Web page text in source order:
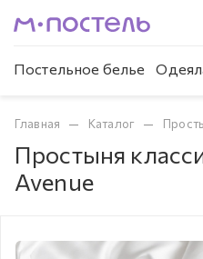
Постельное белье
Главная — Каталог —
Простыня
Avenue